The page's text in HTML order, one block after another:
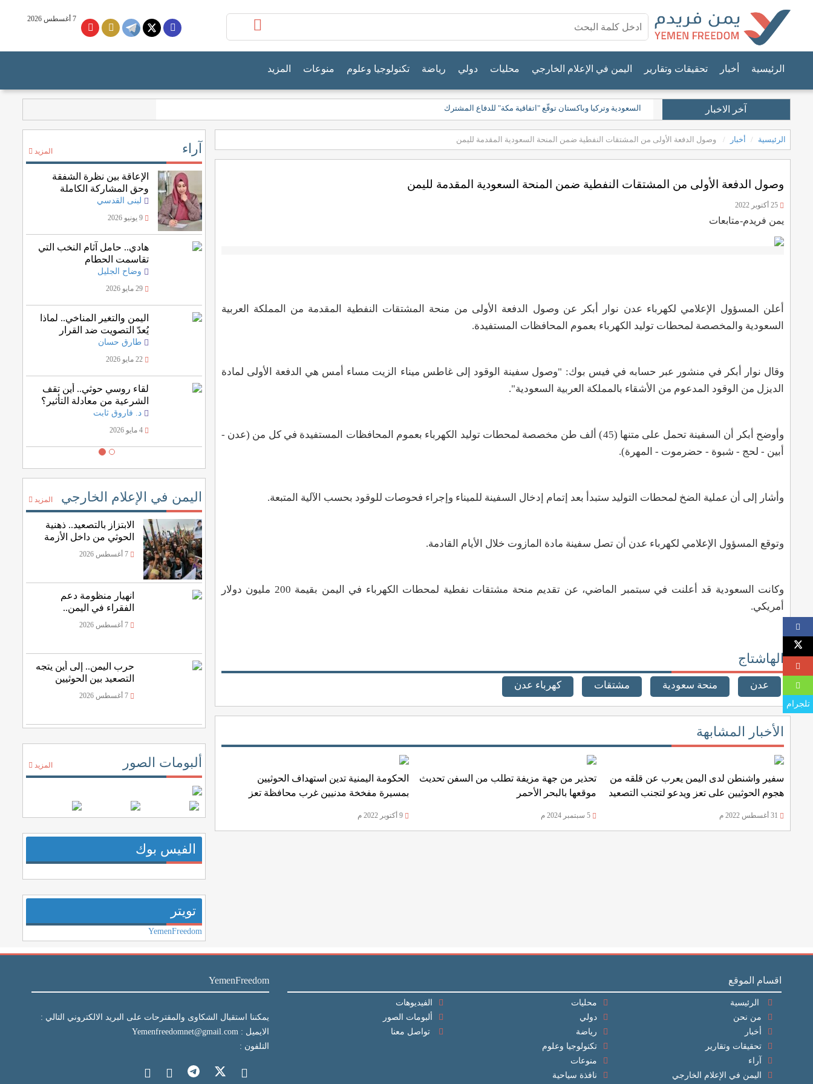
7 أغسطس 2026
الرئيسية أخبار تحقيقات وتقارير اليمن في الإعلام الخارجي محليات دولي رياضة تكنولوجيا وعلوم منوعات المزيد
آخر الاخبار السعودية وتركيا وباكستان توقّع "اتفاقية مكة" للدفاع المشترك
الرئيسية أخبار وصول الدفعة الأولى من المشتقات النفطية ضمن المنحة السعودية المقدمة لليمن
وصول الدفعة الأولى من المشتقات النفطية ضمن المنحة السعودية المقدمة لليمن
يمن فريدم-متابعات
أعلن المسؤول الإعلامي لكهرباء عدن نوار أبكر عن وصول الدفعة الأولى من منحة المشتقات النفطية المقدمة من المملكة العربية
السعودية والمخصصة لمحطات توليد الكهرباء بعموم المحافظات المستفيدة.
وقال نوار أبكر في منشور عبر حسابه في فيس بوك: "وصول سفينة الوقود إلى غاطس ميناء الزيت مساء أمس هي الدفعة الأولى لمادة
الديزل من الوقود المدعوم من الأشقاء بالمملكة العربية السعودية".
وأوضح أبكر أن السفينة تحمل على متنها (45) ألف طن مخصصة لمحطات توليد الكهرباء بعموم المحافظات المستفيدة في كل من (عدن -
أبين - لحج - شبوة - حضرموت - المهرة).
وأشار إلى أن عملية الضخ لمحطات التوليد ستبدأ بعد إتمام إدخال السفينة للميناء وإجراء فحوصات للوقود بحسب الآلية المتبعة.
وتوقع المسؤول الإعلامي لكهرباء عدن أن تصل سفينة مادة المازوت خلال الأيام القادمة.
وكانت السعودية قد أعلنت في سبتمبر الماضي، عن تقديم منحة مشتقات نفطية لمحطات الكهرباء في اليمن بقيمة 200 مليون دولار
أمريكي.
الهاشتاج
عدن منحة سعودية مشتقات كهرباء عدن
الأخبار المشابهة
سفير واشنطن لدى اليمن يعرب عن قلقه من
هجوم الحوثيين على تعز ويدعو لتجنب التصعيد
تحذير من جهة مزيفة تطلب من السفن تحديث
موقعها بالبحر الأحمر
5 سبتمبر 2024 م
الحكومة اليمنية تدين استهداف الحوثيين
بمسيرة مفخخة مدنيين غرب محافظة تعز
9 أكتوبر 2022 م
آراء المزيد
الإعاقة بين نظرة الشفقة
وحق المشاركة الكاملة
لبنى القدسي
9 يونيو 2026
هادي.. حامل آثام النخب التي
تقاسمت الحطام
وضاح الجليل
29 مايو 2026
اليمن والتغير المناخي.. لماذا
يُعدّ التصويت ضد القرار
الأممي خسارة للمصلحة
اليمنية؟
طارق حسان
22 مايو 2026
لقاء روسي حوثي.. أين تقف
الشرعية من معادلة التأثير؟
د. فاروق ثابت
4 مايو 2026
اليمن في الإعلام الخارجي المزيد
الابتزاز بالتصعيد.. ذهنية
الحوثي من داخل الأزمة
7 أغسطس 2026
انهيار منظومة دعم
الفقراء في اليمن..
وتهاوي المساعدات7 أغسطس 2026
حرب اليمن.. إلى أين يتجه
التصعيد بين الحوثيين
والسعودية؟7 أغسطس 2026
ألبومات الصور المزيد
الفيس بوك
تويتر
YemenFreedom
تلجرام
اقسام الموقع
الرئيسية
من نحن
أخبار
تحقيقات وتقارير
آراء
اليمن في الإعلام الخارجي
محليات
دولي
رياضة
تكنولوجيا وعلوم
منوعات
نافذة سياحية
الفيديوهات
ألبومات الصور
تواصل معنا
YemenFreedom
يمكننا استقبال الشكاوى والمقترحات على البريد الالكتروني التالي :
الايميل : Yemenfreedomnet@gmail.com
التلفون :